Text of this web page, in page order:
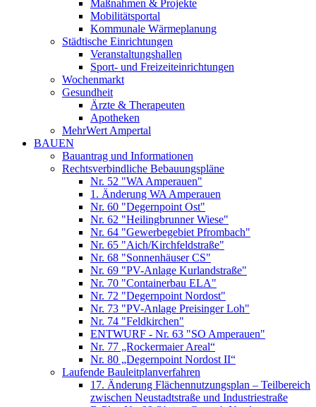
Maßnahmen & Projekte
Mobilitätsportal
Kommunale Wärmeplanung
Städtische Einrichtungen
Veranstaltungshallen
Sport- und Freizeiteinrichtungen
Wochenmarkt
Gesundheit
Ärzte & Therapeuten
Apotheken
MehrWert Ampertal
BAUEN
Bauantrag und Informationen
Rechtsverbindliche Bebauungspläne
Nr. 52 "WA Amperauen"
1. Änderung WA Amperauen
Nr. 60 "Degernpoint Ost"
Nr. 62 "Heilingbrunner Wiese"
Nr. 64 "Gewerbegebiet Pfrombach"
Nr. 65 "Aich/Kirchfeldstraße"
Nr. 68 "Sonnenhäuser CS"
Nr. 69 "PV-Anlage Kurlandstraße"
Nr. 70 "Containerbau ELA"
Nr. 72 "Degernpoint Nordost"
Nr. 73 "PV-Anlage Preisinger Loh"
Nr. 74 "Feldkirchen"
ENTWURF - Nr. 63 "SO Amperauen"
Nr. 77 „Rockermaier Areal“
Nr. 80 „Degernpoint Nordost II“
Laufende Bauleitplanverfahren
17. Änderung Flächennutzungsplan – Teilbereich
zwischen Neustadtstraße und Industriestraße